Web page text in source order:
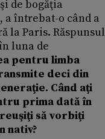
de bogăţia
întrebat-o când a
la Paris. Răspunsul
luna de
pentru limba
deci din
Când aţi
prima dată în
să vorbiţi
nativ?